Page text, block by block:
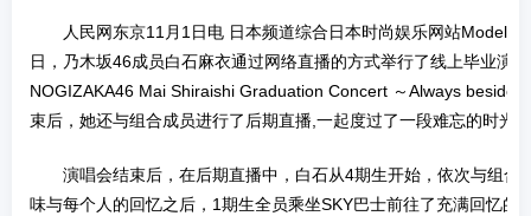
人民网东京11月1日电 日本频道综合日本时尚娱乐网站
日，乃木坂46成员白石麻衣通过网络直播的方式举行了线上毕业演
NOGIZAKA46 Mai Shiraishi Graduation Concert ～Always beside
束后，她还与组合成员进行了后期直播,一起度过了一段难忘的时光。
演唱会结束后，在后期直播中，白石从4期生开始，依次与组合
味与每个人的回忆之后，1期生全员乘坐SKY巴士前往了充满回忆的